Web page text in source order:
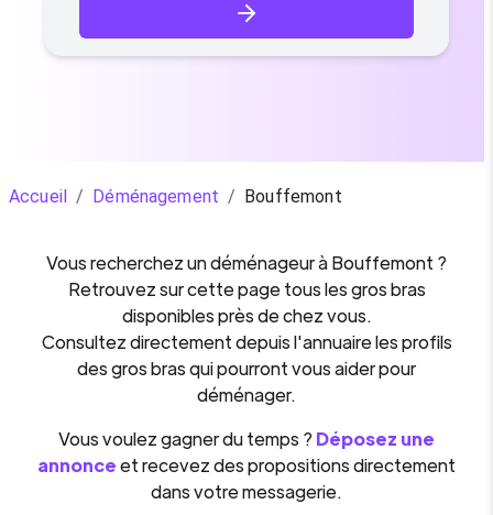
Accueil / Déménagement / Bouffemont
Vous recherchez undéménageuràBouffemont ?
Retrouvez sur cette page tous les gros bras
disponibles près de chez vous.
Consultez directement depuis l'annuaire les profils
des gros bras qui pourront vous aider pour
déménager.
Vous voulez gagner du temps ? Déposez une
annonceet recevez des propositions directement
dans votre messagerie.